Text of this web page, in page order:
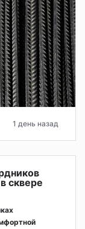
1 день назад
сквере